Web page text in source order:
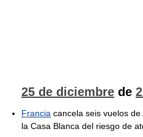
25 de diciembre de
Francia cancela seis vuelos
la Casa Blanca del riesgo de